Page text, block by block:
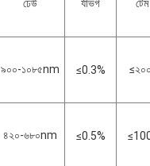
ঢেউ র্যাভগ টেম
৯০০-১০৮৫nm ≤0.3%
৪২০-৬৮০nm ≤0.5%